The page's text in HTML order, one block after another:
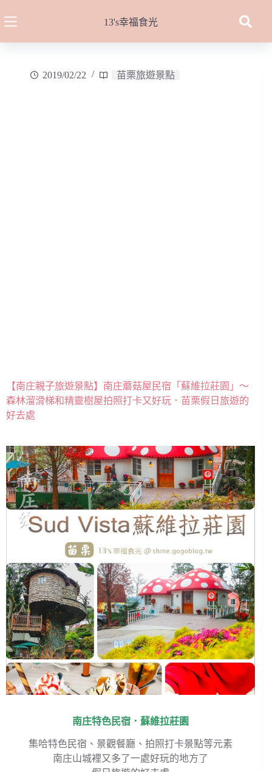
至
13's幸福食光
2019/02/22 苗栗旅遊景點
【南庄親子旅遊景點】南庄蘑菇屋民宿「蘇維拉莊園」～
森林溜滑梯和精靈樹屋拍照打卡又好玩．苗栗假日旅遊的
好去處
南庄特色民宿．蘇維拉莊園
集哈特色民宿、景觀餐廳、拍照打卡景點等元素
南庄山城裡又多了一處好玩的地方了